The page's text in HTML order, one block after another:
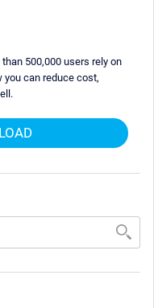
500,000 users rely on
you can reduce cost,